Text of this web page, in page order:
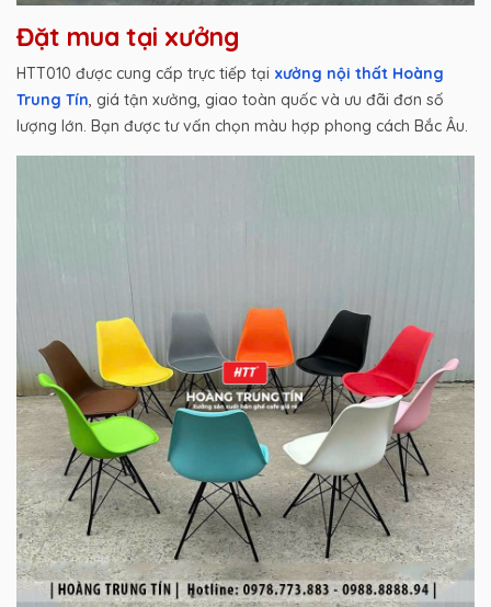
Đặt mua tại xưởng
HTT010 được cung cấp trực tiếp tại xưởng nội thất Hoàng
Trung Tín, giá tận xưởng, giao toàn quốc và ưu đãi đơn số
lượng lớn. Bạn được tư vấn chọn màu hợp phong cách Bắc Âu.